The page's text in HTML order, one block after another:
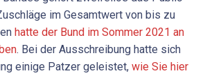
im Gesamtwert von bis zu
hatte der Bund im Sommer 2021 an
. Bei der Ausschreibung hatte sich
einige Patzer geleistet, wie Sie hier